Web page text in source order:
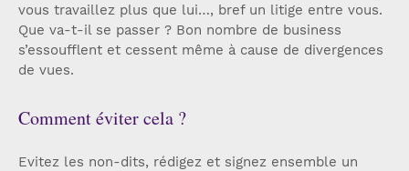
vous travaillez plus que lui…, bref un litige entre vous.
Que va-t-il se passer ? Bon nombre de business
s’essoufflent et cessent même à cause de divergences
de vues.
Comment éviter cela ?
Evitez les non-dits, rédigez et signez ensemble un